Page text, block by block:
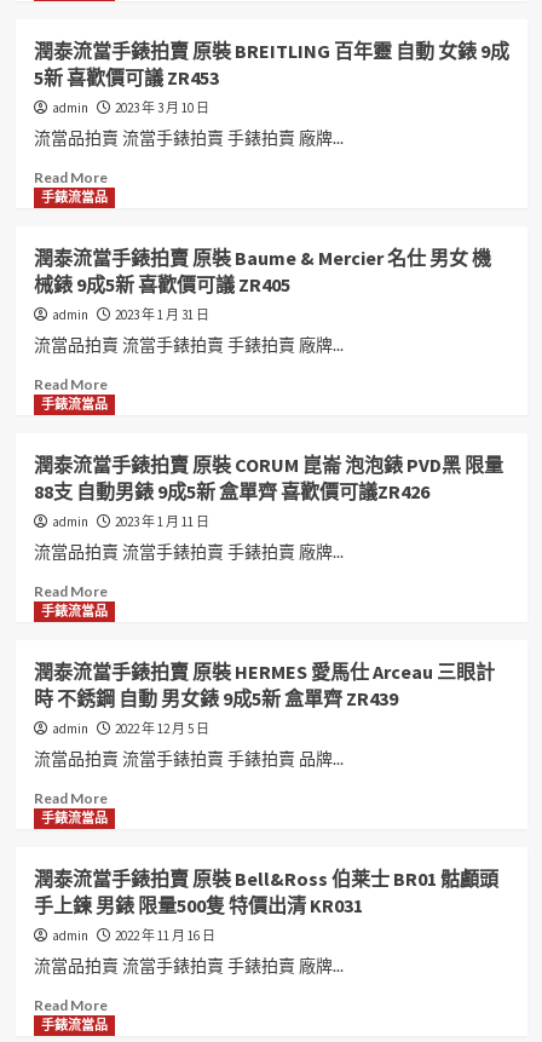
清
ZR401
英
女
錶
9
成
5
新
盒
齊
喜
歡
價
可
議
ZR403
裝
CHOPARD
蕭
邦
18K
金
LUC
自
男
錶
超
美
鑽
圈
9
成
新
喜
歡
價
可
議
ZR413
潤
泰
流
當
手
錶
拍
賣
綺
年
華
簍
空
雕
花
雙
18K
金
自
動
男
錶
9
成
新
盒
單
齊
喜
歡
價
可
ZR418
潤泰流當手錶拍賣 原裝 BREITLING 百年靈 自動 女錶 9成
5新 喜歡價可議 ZR453
admin 2023 年 3 月 10 日
流當品拍賣 流當手錶拍賣 手錶拍賣 廠牌...
Read MoreRead
more
潤
泰
流
當
手
錶
拍
賣
裝
BREITLING
百
年
靈
自
動
女
9
成
5
新
喜
歡
價
可
ZR453
手錶流當品
潤泰流當手錶拍賣 原裝 Baume & Mercier 名仕 男女 機
械錶 9成5新 喜歡價可議 ZR405
admin 2023 年 1 月 31 日
流當品拍賣 流當手錶拍賣 手錶拍賣 廠牌...
Read MoreRead
more
潤
泰
流
當
手
錶
拍
賣
裝
Baume
&
Mercier
名
仕
男
女
械
錶
9
成
5
新
喜
歡
手錶流當品
潤泰流當手錶拍賣 原裝 CORUM 崑崙 泡泡錶 PVD黑 限量
88支 自動男錶 9成5新 盒單齊 喜歡價可議ZR426
admin 2023 年 1 月 11 日
流當品拍賣 流當手錶拍賣 手錶拍賣 廠牌...
Read MoreRead
more
潤
泰
流
當
手
錶
拍
賣
裝
CORUM
崑
崙
泡
泡
錶
PVD
手錶流當品
潤泰流當手錶拍賣 原裝 HERMES 愛馬仕 Arceau 三眼計
時 不銹鋼 自動 男女錶 9成5新 盒單齊 ZR439
admin 2022 年 12 月 5 日
流當品拍賣 流當手錶拍賣 手錶拍賣 品牌...
Read MoreRead
more
潤
泰
流
當
手
錶
拍
賣
手錶流當品
潤泰流當手錶拍賣 原裝 Bell&Ross 伯莱士 BR01 骷顱頭
手上鍊 男錶 限量500隻 特價出清 KR031
admin 2022 年 11 月 16 日
流當品拍賣 流當手錶拍賣 手錶拍賣 廠牌...
Read MoreRead
more
手錶流當品